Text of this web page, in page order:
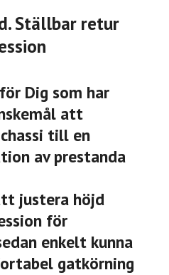
Ställbar retur
Dig som har
att
till en
av prestanda
justera höjd
för
enkelt kunna
gatkörning